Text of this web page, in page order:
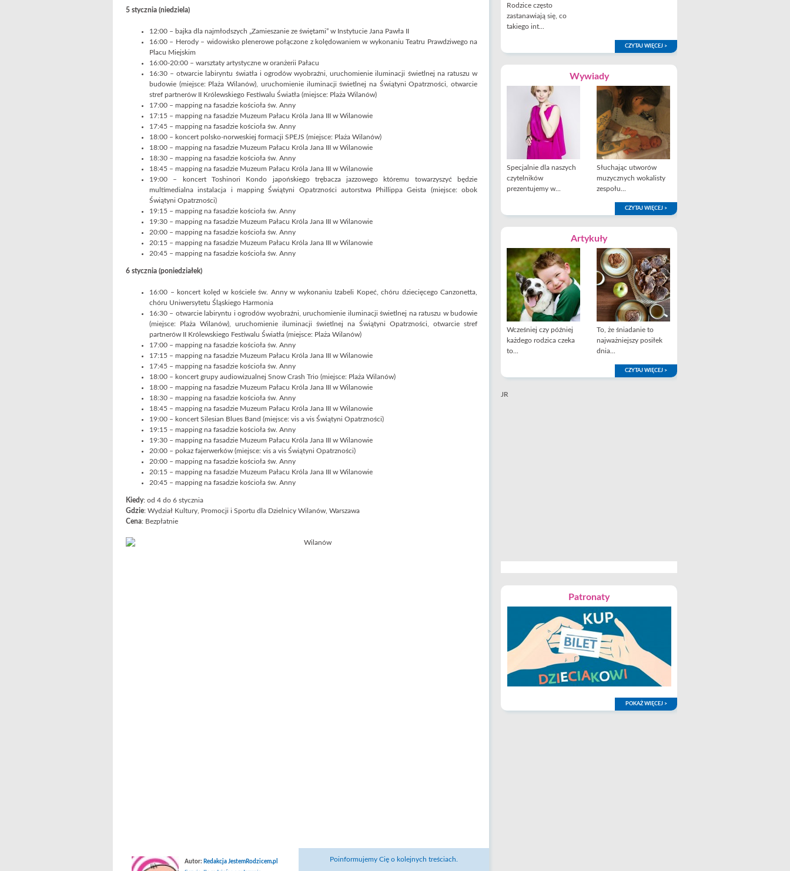
5 stycznia (niedziela)
12:00 – bajka dla najmłodszych „Zamieszanie ze świętami” w Instytucie Jana Pawła II
16:00 – Herody – widowisko plenerowe połączone z kolędowaniem w wykonaniu Teatru Prawdziwego na
Placu Miejskim
16:00-20:00 – warsztaty artystyczne w oranżerii Pałacu
16:30 – otwarcie labiryntu światła i ogrodów wyobraźni, uruchomienie iluminacji świetlnej na ratuszu w
budowie (miejsce: Plaża Wilanów), uruchomienie iluminacji świetlnej na Świątyni Opatrzności, otwarcie
stref partnerów II Królewskiego Festiwalu Światła (miejsce: Plaża Wilanów)
17:00 – mapping na fasadzie kościoła św. Anny
17:15 – mapping na fasadzie Muzeum Pałacu Króla Jana III w Wilanowie
17:45 – mapping na fasadzie kościoła św. Anny
18:00 – koncert polsko-norweskiej formacji SPEJS (miejsce: Plaża Wilanów)
18:00 – mapping na fasadzie Muzeum Pałacu Króla Jana III w Wilanowie
18:30 – mapping na fasadzie kościoła św. Anny
18:45 – mapping na fasadzie Muzeum Pałacu Króla Jana III w Wilanowie
19:00 – koncert Toshinori Kondo japońskiego trębacza jazzowego któremu towarzyszyć będzie
multimedialna instalacja i mapping Świątyni Opatrzności autorstwa Phillippa Geista (miejsce: obok
Świątyni Opatrzności)
19:15 – mapping na fasadzie kościoła św. Anny
19:30 – mapping na fasadzie Muzeum Pałacu Króla Jana III w Wilanowie
20:00 – mapping na fasadzie kościoła św. Anny
20:15 – mapping na fasadzie Muzeum Pałacu Króla Jana III w Wilanowie
20:45 – mapping na fasadzie kościoła św. Anny
6 stycznia (poniedziałek)
16:00 – koncert kolęd w kościele św. Anny w wykonaniu Izabeli Kopeć, chóru dziecięcego Canzonetta,
chóru Uniwersytetu Śląskiego Harmonia
16:30 – otwarcie labiryntu i ogrodów wyobraźni, uruchomienie iluminacji świetlnej na ratuszu w budowie
(miejsce: Plaża Wilanów), uruchomienie iluminacji świetlnej na Świątyni Opatrzności, otwarcie stref
partnerów II Królewskiego Festiwalu Światła (miejsce: Plaża Wilanów)
17:00 – mapping na fasadzie kościoła św. Anny
17:15 – mapping na fasadzie Muzeum Pałacu Króla Jana III w Wilanowie
17:45 – mapping na fasadzie kościoła św. Anny
18:00 – koncert grupy audiowizualnej Snow Crash Trio (miejsce: Plaża Wilanów)
18:00 – mapping na fasadzie Muzeum Pałacu Króla Jana III w Wilanowie
18:30 – mapping na fasadzie kościoła św. Anny
18:45 – mapping na fasadzie Muzeum Pałacu Króla Jana III w Wilanowie
19:00 – koncert Silesian Blues Band (miejsce: vis a vis Świątyni Opatrzności)
19:15 – mapping na fasadzie kościoła św. Anny
19:30 – mapping na fasadzie Muzeum Pałacu Króla Jana III w Wilanowie
20:00 – pokaz fajerwerków (miejsce: vis a vis Świątyni Opatrzności)
20:00 – mapping na fasadzie kościoła św. Anny
20:15 – mapping na fasadzie Muzeum Pałacu Króla Jana III w Wilanowie
20:45 – mapping na fasadzie kościoła św. Anny
Kiedy: od 4 do 6 stycznia
Gdzie: Wydział Kultury, Promocji i Sportu dla Dzielnicy Wilanów, Warszawa
Cena: Bezpłatnie
Autor: Redakcja JestemRodzicem.pl Poinformujemy Cię o kolejnych treściach.
Rodzice często
zastanawiają się, co
takiego int...
CZYTAJ WIĘCEJ >
Wywiady
Specjalnie dla naszych
czytelników
prezentujemy w...
Słuchając utworów
muzycznych wokalisty
zespołu...
CZYTAJ WIĘCEJ >
Artykuły
Wcześniej czy później
każdego rodzica czeka
to...
To, że śniadanie to
najważniejszy posiłek
dnia...
CZYTAJ WIĘCEJ >
JR
Patronaty
POKAŻ WIĘCEJ >